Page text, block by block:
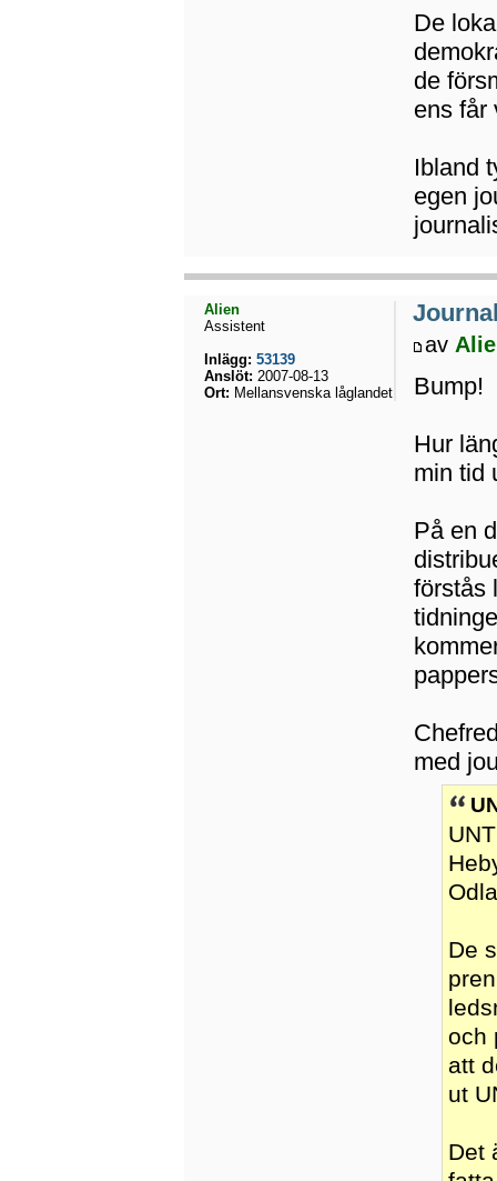
De
de
ens får
Ibland
egen
av
Bump!
Hur
min tid
På en
förstås
med
De
och
att
ut
Det
Alien
Assistent
Inlägg: 53139
Anslöt: 2007-08-13
Ort: Mellansvenska låglandet